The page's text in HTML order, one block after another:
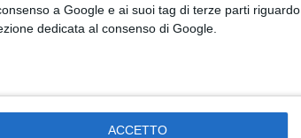
a Google e ai suoi tag di terze parti riguardo
dedicata al consenso di Google.
ACCETTO